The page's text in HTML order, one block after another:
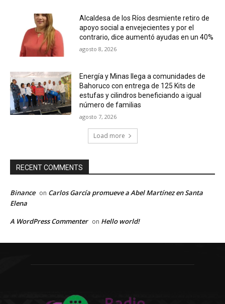
Alcaldesa de los Ríos desmiente retiro de
apoyo social a envejecientes y por el
contrario, dice aumentó ayudas en un 40%
agosto 8, 2026
Energía y Minas llega a comunidades de
Bahoruco con entrega de 125 Kits de
estufas y cilindros beneficiando a igual
número de familias
agosto 7, 2026
Load more
RECENT COMMENTS
Binance on Carlos García promueve a Abel Martínez en Santa
Elena
A WordPress Commenter on Hello world!